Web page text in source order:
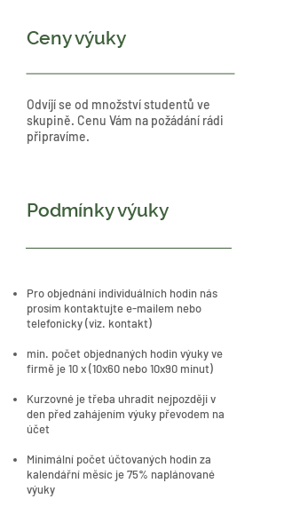
Odvíjí se od množství studentů ve
skupině. Cenu Vám na požádání rádi
připravíme.
Ceny výuky
Podmínky výuky
Pro objednání individuálních hodin nás
prosím kontaktujte e-mailem nebo
telefonicky (viz. kontakt)
min. počet objednaných hodin výuky ve
firmě je 10 x (10x60 nebo 10x90 minut)
Kurzovné je třeba uhradit nejpozději v
den před zahájením výuky převodem na
účet​
Minimální počet účtovaných hodin za
kalendářní měsíc je 75% naplánované
výuky